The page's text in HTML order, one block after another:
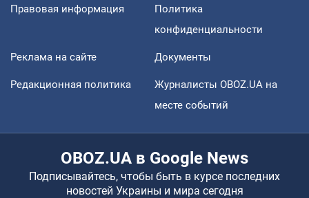
Правовая информация
Политика
конфиденциальности
Реклама на сайте Документы
Редакционная политика
Журналисты OBOZ.UA на
месте событий
OBOZ.UA в Google News
Подписывайтесь, чтобы быть в курсе последних
новостей Украины и мира сегодня